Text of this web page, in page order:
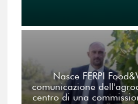
Nasce FERPI
comunicazione
centro di una